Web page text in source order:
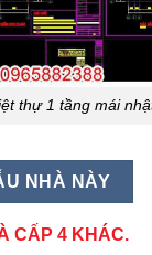
thự 1 tầng mái
NHÀ NÀY
CẤP 4 KHÁC.